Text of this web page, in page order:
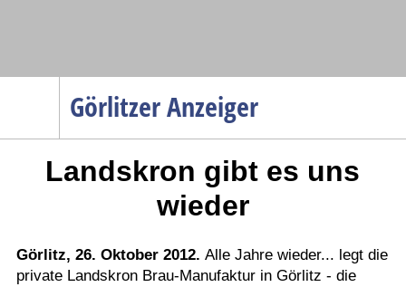
Görlitzer Anzeiger
Menüpunkte
Politik
Wirtschaft
Service
Landskron gibt es uns
wieder
Görlitz, 26. Oktober 2012. Alle Jahre wieder... legt die
private Landskron Brau-Manufaktur in Görlitz - die